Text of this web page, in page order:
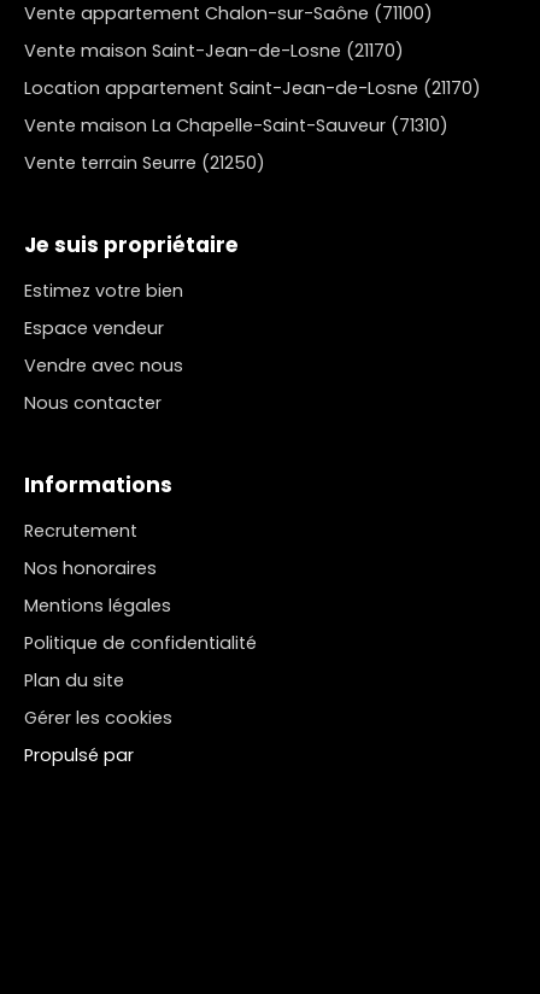
Vente appartement Chalon-sur-Saône (71100)
Vente maison Saint-Jean-de-Losne (21170)
Location appartement Saint-Jean-de-Losne (21170)
Vente maison La Chapelle-Saint-Sauveur (71310)
Vente terrain Seurre (21250)
Je suis propriétaire
Estimez votre bien
Espace vendeur
Vendre avec nous
Nous contacter
Informations
Recrutement
Nos honoraires
Mentions légales
Politique de confidentialité
Plan du site
Gérer les cookies
Propulsé par